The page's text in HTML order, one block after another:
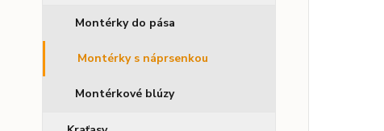
Montérky do pása
Montérky s náprsenkou
Montérkové blúzy